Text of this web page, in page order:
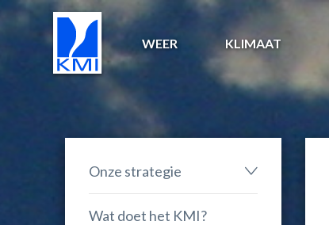
WEER KLIMAAT
Onze strategie
Wat doet het KMI?